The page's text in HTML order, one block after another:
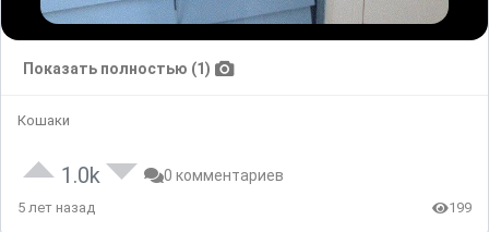
Показать полностью (1)
Кошаки
1.0k 0 комментариев
5 лет назад 199